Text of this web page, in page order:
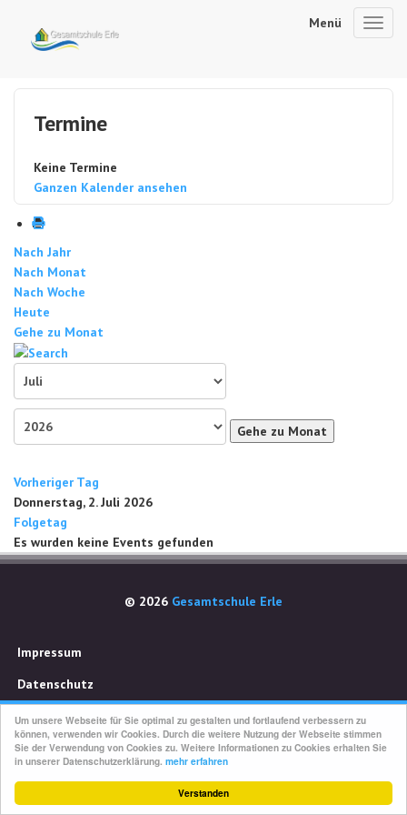
Verstanden
Um unsere Webseite für Sie optimal zu gestalten und fortlaufend verbessern zu
können, verwenden wir Cookies. Durch die weitere Nutzung der Webseite stimmen
Sie der Verwendung von Cookies zu. Weitere Informationen zu Cookies erhalten Sie
in unserer Datenschutzerklärung. mehr erfahren
Menü
Termine
Keine Termine
Ganzen Kalender ansehen
Nach Jahr
Nach Monat
Nach Woche
Heute
Gehe zu Monat
Gehe zu Monat
Vorheriger Tag
Donnerstag, 2. Juli 2026
Folgetag
Es wurden keine Events gefunden
© 2026 Gesamtschule Erle
Impressum
Datenschutz